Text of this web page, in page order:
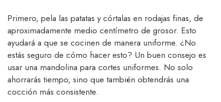
Primero, pela las patatas y córtalas en rodajas finas, de
aproximadamente medio centímetro de grosor. Esto
ayudará a que se cocinen de manera uniforme. ¿No
estás seguro de cómo hacer esto? Un buen consejo es
usar una mandolina para cortes uniformes. No solo
ahorrarás tiempo, sino que también obtendrás una
cocción más consistente.